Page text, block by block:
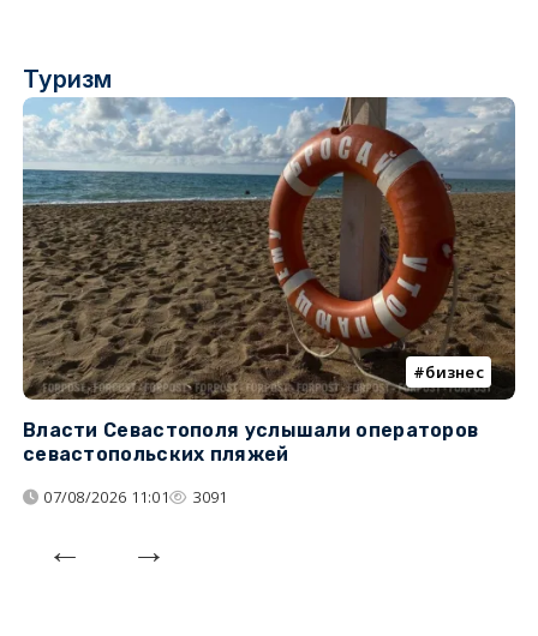
Туризм
бизнес
Власти Севастополя услышали операторов
севастопольских пляжей
07/08/2026 11:01 3091